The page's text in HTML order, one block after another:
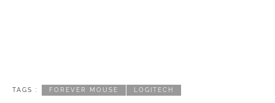
TAGS : FOREVER MOUSE LOGITECH